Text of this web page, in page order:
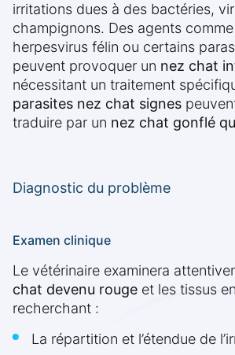
irritations dues à des bactéries,
champignons. Des agents
herpesvirus félin ou certains
peuvent provoquer un nez chat
nécessitant un traitement
parasites nez chat signes
traduire par un nez chat gonflé
Diagnostic du problème
Examen clinique
Le vétérinaire examinera
chat devenu rouge et les tissus
recherchant :
La répartition et l’étendue de